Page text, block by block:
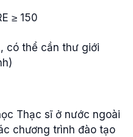
≥ 150
có thể cần thư giới
Thạc sĩ ở nước ngoài
chương trình đào tạo